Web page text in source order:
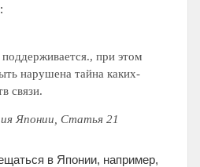
при этом
нарушена тайна каких-
связи.
Японии, Статья 21
в Японии, например,